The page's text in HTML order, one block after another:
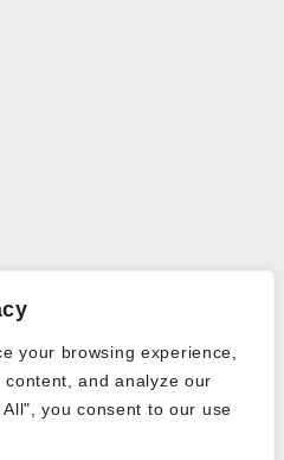
your browsing experience,
and analyze our
you consent to our use